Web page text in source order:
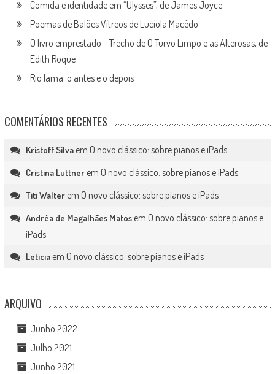
Comida e identidade em “Ulysses”, de James Joyce
Poemas de Balões Vítreos de Lucíola Macêdo
O livro emprestado – Trecho de O Turvo Limpo e as Alterosas, de
Edith Roque
Rio lama: o antes e o depois
COMENTÁRIOS RECENTES
Kristoff Silvaem O novo clássico: sobre pianos e iPads
Cristina Luttnerem O novo clássico: sobre pianos e iPads
Titi Walterem O novo clássico: sobre pianos e iPads
Andréa de Magalhães Matosem O novo clássico: sobre pianos e
iPads
Leticiaem O novo clássico: sobre pianos e iPads
ARQUIVO
Junho 2022
Julho 2021
Junho 2021